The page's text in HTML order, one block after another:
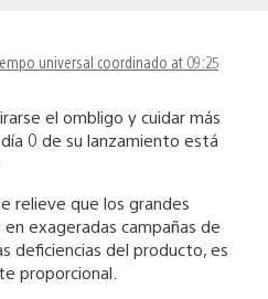
universal coordinado at 09:25
el ombligo y cuidar más
0 de su lanzamiento está
relieve que los grandes
exageradas campañas de
deficiencias del producto, es
proporcional.